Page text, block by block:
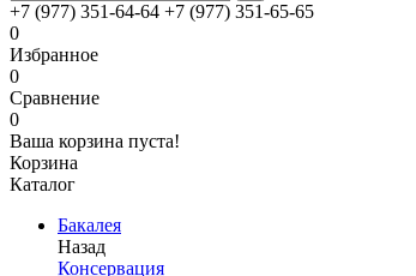
+7 (977) 351-64-64 +7 (977) 351-65-65
0
Избранное
0
Сравнение
0
Ваша корзина пуста!
Корзина
Каталог
Бакалея
Назад
Консервация